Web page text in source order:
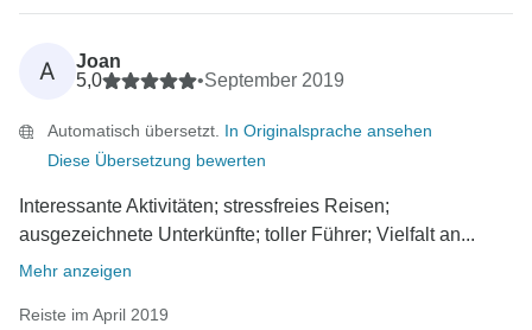
A
Joan
5,0
•September 2019
Automatisch übersetzt. In Originalsprache ansehen
Diese Übersetzung bewerten
Interessante Aktivitäten; stressfreies Reisen;
ausgezeichnete Unterkünfte; toller Führer; Vielfalt an...
Mehr anzeigen
Reiste im April 2019